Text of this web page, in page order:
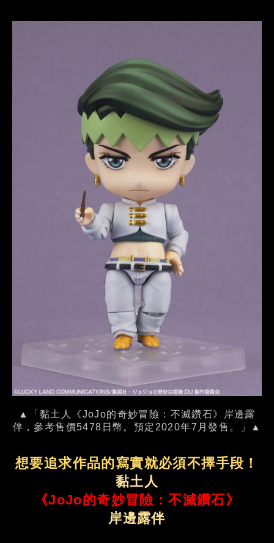
▲「黏土人《JoJo的奇妙冒險：不滅鑽石》岸邊露
伴，參考售價5478日幣。預定2020年7月發售。」▲
想要追求作品的寫實就必須不擇手段！
黏土人
《JoJo的奇妙冒險：不滅鑽石》
岸邊露伴